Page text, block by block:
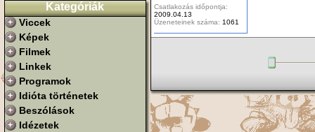
Kategóriák
Viccek
Képek
Filmek
Linkek
Programok
Idióta történetek
Beszólások
Idézetek
Csatlakozás időpontja:
2009.04.13
Üzeneteinek száma: 1061